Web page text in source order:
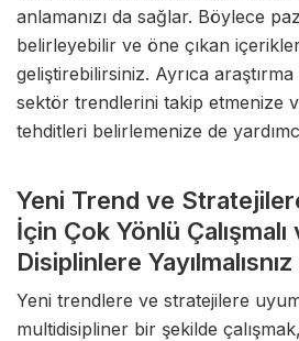
anlamanızı da sağlar. Böylece
belirleyebilir ve öne çıkan
geliştirebilirsiniz. Ayrıca
sektör trendlerini takip etmenize
tehditleri belirlemenize de
Yeni Trend ve
İçin Çok Yönlü Çalışmalı
Disiplinlere Yayılmalısnız
Yeni trendlere ve stratejilere
multidisipliner bir şekilde